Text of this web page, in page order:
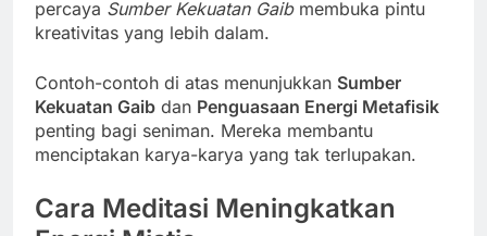
percaya Sumber Kekuatan Gaibmembuka pintu
kreativitas yang lebih dalam.
Contoh-contoh di atas menunjukkan Sumber
Kekuatan Gaib dan Penguasaan Energi Metafisik
penting bagi seniman. Mereka membantu
menciptakan karya-karya yang tak terlupakan.
Cara Meditasi Meningkatkan